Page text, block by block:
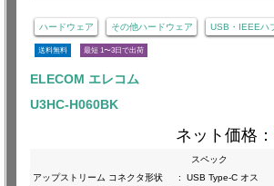
ハードウェア その他ハードウェア USB・IEEEハ
送料無料 最短 1〜3日で出荷
ELECOM エレコム
U3HC-H060BK
ネット価格：
スペック
アップストリーム コネクタ形状
:
USB Type-C オス